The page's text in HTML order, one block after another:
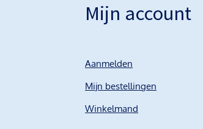
Mijn account
Aanmelden
Mijn bestellingen
Winkelmand